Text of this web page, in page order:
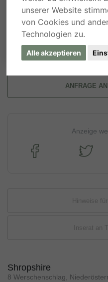
unserer Website
von Cookies und
Technologien zu.
Alle akzeptieren
ANFRAGE
Anzeige
Hinweise
Inserat an
Shropshire
8 Werschenschlag,